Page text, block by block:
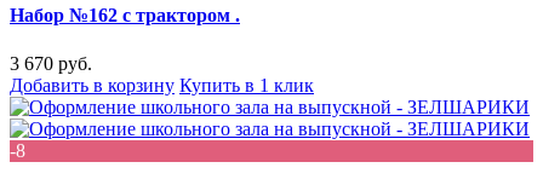
Набор №162 с трактором .
3 670 руб.
Добавить в корзину Купить в 1 клик
-8